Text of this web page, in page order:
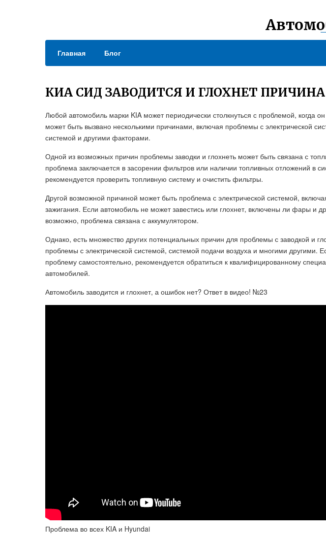
Главная Блог
КИА СИД ЗАВОДИТСЯ И ГЛОХНЕТ ПРИЧИНА
Любой автомобиль марки KIA может периодически столкнуться с проблемой, когда
может быть вызвано несколькими причинами, включая проблемы с электрической
системой и другими факторами.
Одной из возможных причин проблемы заводки и глохнеть может быть связана с
проблема заключается в засорении фильтров или наличии топливных отложений в
рекомендуется проверить топливную систему и очистить фильтры.
Другой возможной причиной может быть проблема с электрической системой,
зажигания. Если автомобиль не может завестись или глохнет, включены ли фары и
возможно, проблема связана с аккумулятором.
Однако, есть множество других потенциальных причин для проблемы с заводкой и
проблемы с электрической системой, системой подачи воздуха и многими другими.
проблему самостоятельно, рекомендуется обратиться к квалифицированному
автомобилей.
Автомобиль заводится и глохнет, а ошибок нет? Ответ в видео! №23
Проблема во всех KIA и Hyundai